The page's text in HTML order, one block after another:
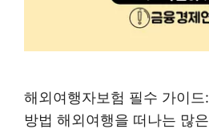
해외여행자보험 필수 가이
방법 해외여행을 떠나는 많